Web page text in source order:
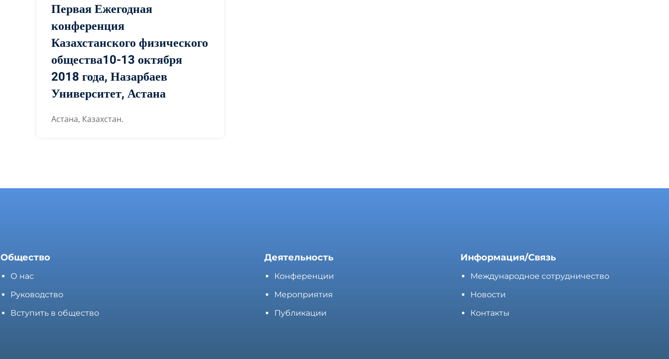
Первая Ежегодная
конференция
Казахстанского физического
общества10-13 октября
2018 года, Назарбаев
Университет, Астана
Астана, Казахстан.
Общество
О нас
Руководство
Вступить в общество
Деятельность
Конференции
Мероприятия
Публикации
Информация/Связь
Международное сотрудничество
Новости
Контакты